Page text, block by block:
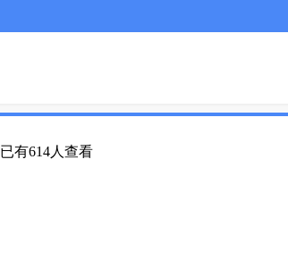
已有614人查看